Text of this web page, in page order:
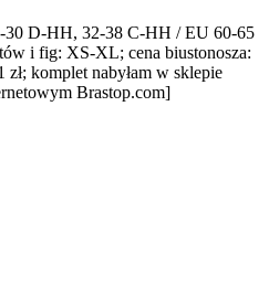
30 D-HH, 32-38 C-HH / EU 60-65
i fig: XS-XL; cena biustonosza:
komplet nabyłam w sklepie
Brastop.com]